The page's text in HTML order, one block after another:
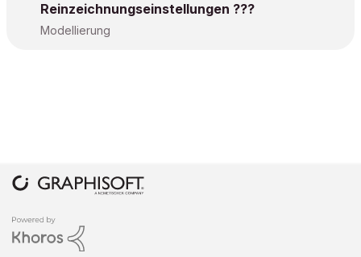
Reinzeichnungseinstellungen ???
Modellierung